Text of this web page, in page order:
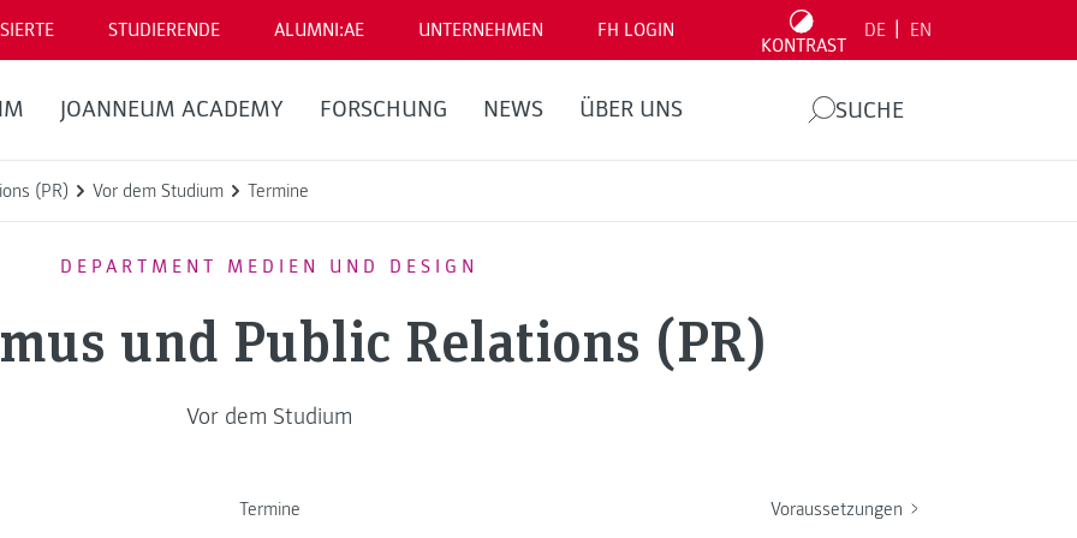
STUDIERENDE ALUMNI:AE UNTERNEHMEN FH LOGIN
KONTRAST
DE EN
JOANNEUM ACADEMY FORSCHUNG NEWS ÜBER UNS SUCHE
(PR) Vor dem Studium Termine
DEPARTMENT MEDIEN UND DESIGN
und Public Relations (PR)
Vor dem Studium
Termine Voraussetzungen